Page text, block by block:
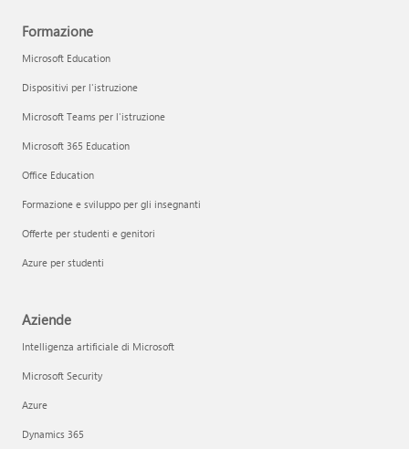
Formazione
Microsoft Education
Dispositivi per l'istruzione
Microsoft Teams per l'istruzione
Microsoft 365 Education
Office Education
Formazione e sviluppo per gli insegnanti
Offerte per studenti e genitori
Azure per studenti
Aziende
Intelligenza artificiale di Microsoft
Microsoft Security
Azure
Dynamics 365